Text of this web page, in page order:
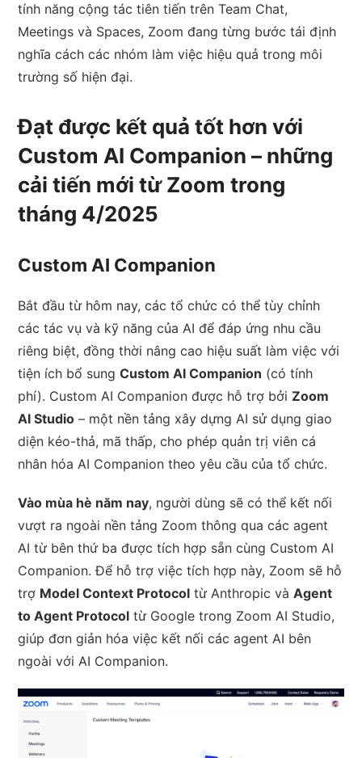
tính năng cộng tác tiên tiến trên Team Chat,
Meetings và Spaces, Zoom đang từng bước tái định
nghĩa cách các nhóm làm việc hiệu quả trong môi
trường số hiện đại.
Đạt được kết quả tốt hơn với
Custom AI Companion – những
cải tiến mới từ Zoom trong
tháng 4/2025
Custom AI Companion
Bắt đầu từ hôm nay, các tổ chức có thể tùy chỉnh
các tác vụ và kỹ năng của AI để đáp ứng nhu cầu
riêng biệt, đồng thời nâng cao hiệu suất làm việc với
tiện ích bổ sungCustom AI Companion (có tính
phí). Custom AI Companion được hỗ trợ bởiZoom
AI Studio – một nền tảng xây dựng AI sử dụng giao
diện kéo-thả, mã thấp, cho phép quản trị viên cá
nhân hóa AI Companion theo yêu cầu của tổ chức.
Vào mùa hè năm nay, người dùng sẽ có thể kết nối
vượt ra ngoài nền tảng Zoom thông qua các agent
AI từ bên thứ ba được tích hợp sẵn cùng Custom AI
Companion. Để hỗ trợ việc tích hợp này, Zoom sẽ hỗ
trợ Model Context Protocol từ Anthropic vàAgent
to Agent Protocol từ Google trong Zoom AI Studio,
giúp đơn giản hóa việc kết nối các agent AI bên
ngoài với AI Companion.